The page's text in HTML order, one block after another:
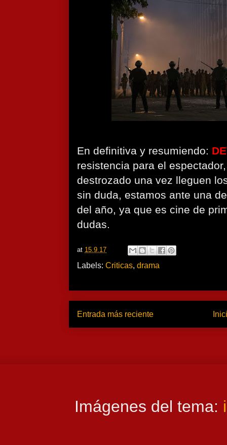
En definitiva y resumiendo:
resistencia para el
destrozado una vez lleguen
sin duda, estamos ante una
del año, ya que es cine de
dudas.
at 15.9.17
Labels: Criticas, drama
Entrada más reciente
Imágenes del tema: